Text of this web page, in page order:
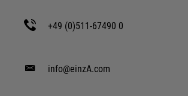
+49 (0)511-67490 0
info@einzA.com